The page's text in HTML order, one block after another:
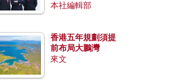
本社編輯部
香港五年規劃須提
前布局大鵬灣
來文